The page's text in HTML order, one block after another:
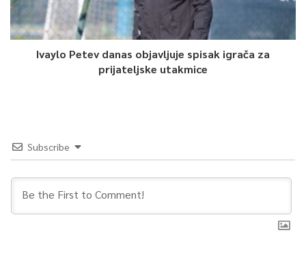
Ivaylo Petev danas objavljuje spisak igrača za
prijateljske utakmice
Subscribe